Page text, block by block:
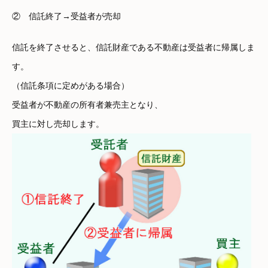
② 信託終了→受益者が売却
信託を終了させると、信託財産である不動産は受益者に帰属しま
す。
（信託条項に定めがある場合）
受益者が不動産の所有者兼売主となり、
買主に対し売却します。